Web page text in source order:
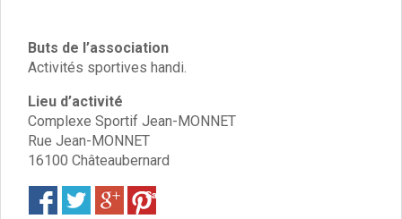
Conseils municipaux
Règlement du conseil municipal
Déliberations 2026
Délibérations 2025
Délibérations 2024
Délibérations 2023
Délibérations 2022
Délibérations 2021
Buts de l’association
Activités sportives handi.
Lieu d’activité
Complexe Sportif Jean-MONNET
Rue Jean-MONNET
16100 Châteaubernard
Save